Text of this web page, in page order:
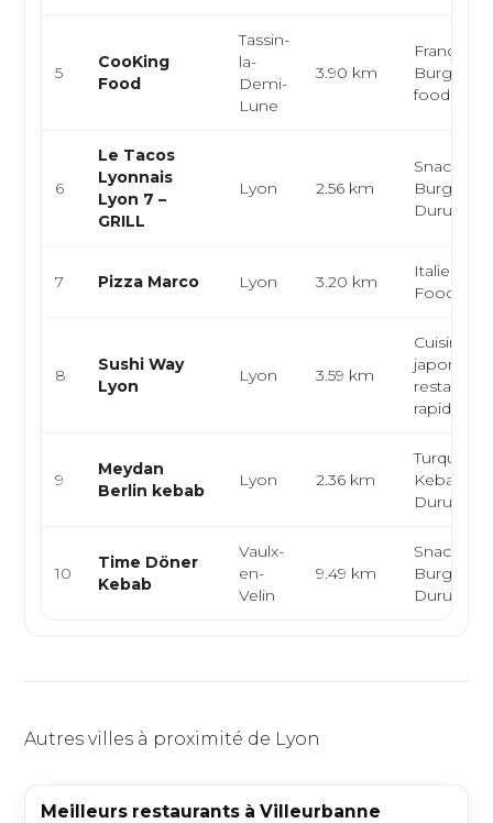
5
CooKing
Food
Tassin-
la-
Demi-
Lune
3.90 km
Française,
Burger,
food,
6
Le Tacos
Lyonnais
Lyon 7 –
GRILL
Lyon 2.56 km
Snack,
Burger,
Durum
7 Pizza Marco Lyon 3.20 km
Italienne,
Food-
8
Sushi Way
Lyon
Lyon 3.59 km
Cuisine
rapide
9
Meydan
Berlin kebab
Lyon 2.36 km
Turque,
Kebab,
Durum
10
Time Döner
Kebab
Vaulx-
en-
Velin
9.49 km
Snack,
Burger,
Durum
Autres villes à proximité de Lyon
Meilleurs restaurants à Villeurbanne